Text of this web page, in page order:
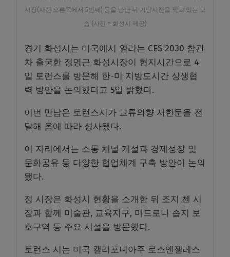
시장(사진 오른쪽에서 5번째) 등을 만난 뒤 기념사진을 찍고 있는 모
습 (사진 = 화성시 제공)
경기 화성시는 미국에서 열리는 CES 2030 참관
차 출국한 정명근 화성시장이 현지시간으로 4
일 토런스를 방문해 한-미 지방도시간 상생협
력 방안을 논의했다고 5일 밝혔다.
이번 만남은 토런스시가 교류의향 서한문을 전
달해 옴에 따라 성사됐다.
이 자리에서는 소통 채널 개설과 경제성장 및
문화공유 등 다양한 협업체계 구축 방안이 논의
됐다.
정 시장은 화성시 현황을 소개한 뒤 조지 첸 시
장과 함께 미술관, 교육지구, 마드로나 습지 보
호구역 등 주요 시설을 방문했다.
토런스 시는 미국 캘리포니아주 로스앤젤레스